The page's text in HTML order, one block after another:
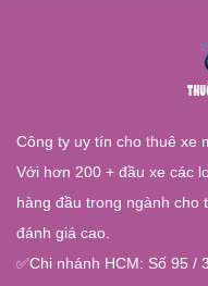
Công ty uy tín cho thuê xe
Với hơn 200 + đầu xe các
hàng đầu trong ngành cho
đánh giá cao.
✅Chi nhánh HCM: Số 95 /